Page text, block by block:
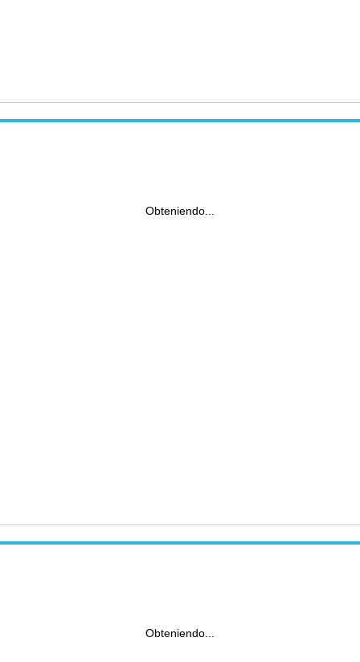
Obteniendo...
Obteniendo...